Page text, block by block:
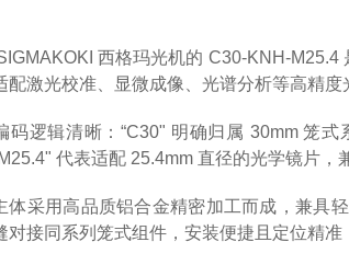
西格玛光机的 C30-KNH-
配激光校准、显微成像、光谱分析等高精度
码逻辑清晰：“C30" 明确归属 30mm 笼
代表适配 25.4mm 直径的光学镜片，
体采用高品质铝合金精密加工而成，兼具
对接同系列笼式组件，安装便捷且定位精准